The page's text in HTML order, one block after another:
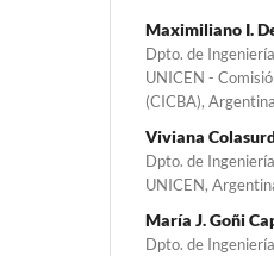
Maximiliano I.
Dpto. de
UNICEN -
(CICBA), Argentina
Viviana
Dpto. de
UNICEN,
María J. Goñi
Dpto. de